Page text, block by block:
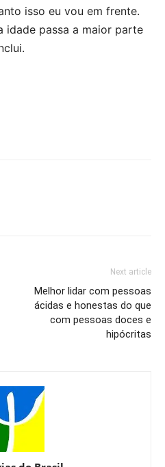
isso eu vou em frente.
idade passa a maior parte
Next article
Melhor lidar com pessoas
ácidas e honestas do que
com pessoas doces e
hipócritas